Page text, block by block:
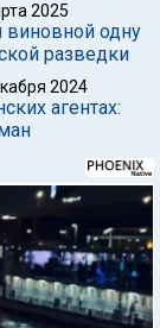
2025
одну
разведки
2024
агентах: